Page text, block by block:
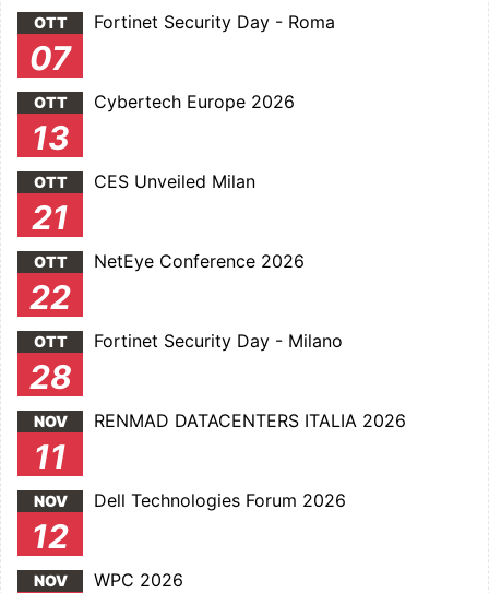
OTT
07
Fortinet Security Day - Roma
OTT
13
Cybertech Europe 2026
OTT
21
CES Unveiled Milan
OTT
22
NetEye Conference 2026
OTT
28
Fortinet Security Day - Milano
NOV
11
RENMAD DATACENTERS ITALIA 2026
NOV
12
Dell Technologies Forum 2026
NOV WPC 2026